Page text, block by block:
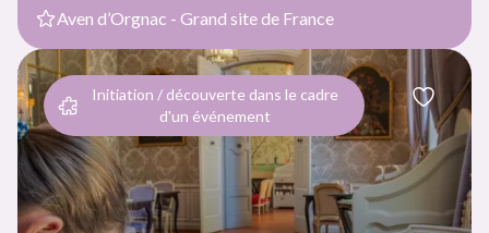
Aven d’Orgnac - Grand site de France
Initiation / découverte dans le cadre
d'un événement